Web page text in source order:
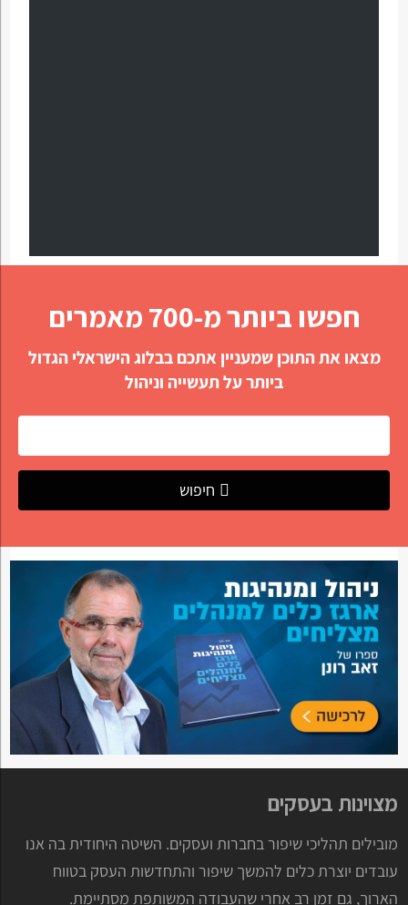
חפשו ביותר מ-700 מאמרים
מצאו את התוכן שמעניין אתכם בבלוג הישראלי הגדול
ביותר על תעשייה וניהול
חיפוש
מצוינות בעסקים
מובילים תהליכי שיפור בחברות ועסקים. השיטה היחודית בה אנו
עובדים יוצרת כלים להמשך שיפור והתחדשות העסק בטווח
הארוך, גם זמן רב אחרי שהעבודה המשותפת מסתיימת.